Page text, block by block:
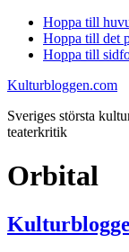
Hoppa till
Hoppa till det
Hoppa till
Kulturbloggen.com
Sveriges största
teaterkritik
Orbital